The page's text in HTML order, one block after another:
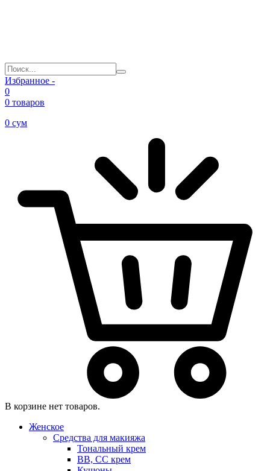
Избранное -
0
0 товаров
0 сум
В корзине нет товаров.
Женское
Средства для макияжа
Тональный крем
BB, CC крем